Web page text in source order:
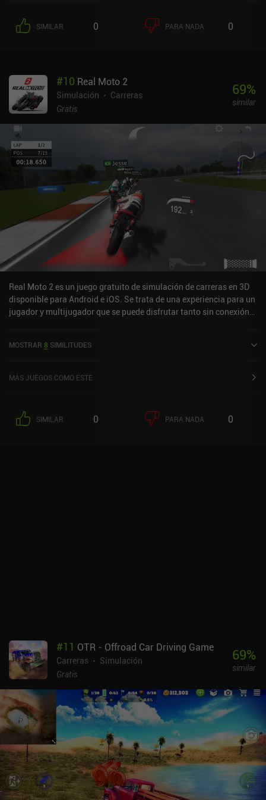
últimos segundos de una carrera para repetirla y corregir cualquier
error. Esto hace que el juego sea muy fácil de manejar para los
también significa que puedes experimentar algunas caídas de la
velocidad de fotogramas incluso en smartphones relativamente
nuevos. Inevitablemente, los juegos de carreras se juegan mejor
personalizables, están sorprendentemente bien calibrados y, junto
con la asistencia a la conducción, contribuyen a que el juego
pueda ser disfrutado tanto por jugadores táctiles como con
mando. GRID Autosport es un juego premium de 9,99 $ sin
anuncios ni iAP. Sinceramente, es LA experiencia de carreras
definitiva para móviles y ofrece una auténtica experiencia de
consola en cualquier lugar. Con grandes gráficos, una jugabilidad
sólida, un bonito diseño de audio, un montón de contenido y una
rejugabilidad casi infinita, es una gran elección para los jugadores
ocasionales que disfrutan de los juegos de carreras y un
imprescindible para los fanáticos de los coches.
SIMILAR 0 PARA NADA 0
#10 Real Moto 2
Simulación
Carreras
Gratis
69%
similar
Real Moto 2 es un juego gratuito de simulación de carreras en 3D
disponible para Android e iOS. Se trata de una experiencia para un
jugador y multijugador que se puede disfrutar tanto sin conexión
en Google Play y de 4,2 sobre 5,0 en la App Store de iOS.
MOSTRAR 8 SIMILITUDES
MÁS JUEGOS COMO ESTE
SIMILAR 0 PARA NADA 0
#11 OTR - Offroad Car Driving Game
Carreras
Simulación
Gratis
69%
similar